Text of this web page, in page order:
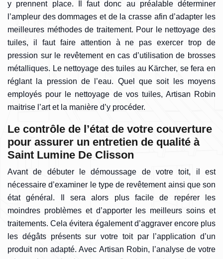
y prennent place. Il faut donc au préalable déterminer
l’ampleur des dommages et de la crasse afin d’adapter les
meilleures méthodes de traitement. Pour le nettoyage des
tuiles, il faut faire attention à ne pas exercer trop de
pression sur le revêtement en cas d’utilisation de brosses
métalliques. Le nettoyage des tuiles au Kärcher, se fera en
réglant la pression de l’eau. Quel que soit les moyens
employés pour le nettoyage de vos tuiles, Artisan Robin
maitrise l’art et la manière d’y procéder.
Le contrôle de l’état de votre couverture
pour assurer un entretien de qualité à
Saint Lumine De Clisson
Avant de débuter le démoussage de votre toit, il est
nécessaire d’examiner le type de revêtement ainsi que son
état général. Il sera alors plus facile de repérer les
moindres problèmes et d’apporter les meilleurs soins et
traitements. Cela évitera également d’aggraver encore plus
les dégâts présents sur votre toit par l’application d’un
produit non adapté. Avec Artisan Robin, l’analyse de votre